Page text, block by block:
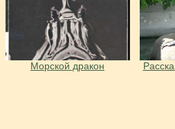
Морской дракон